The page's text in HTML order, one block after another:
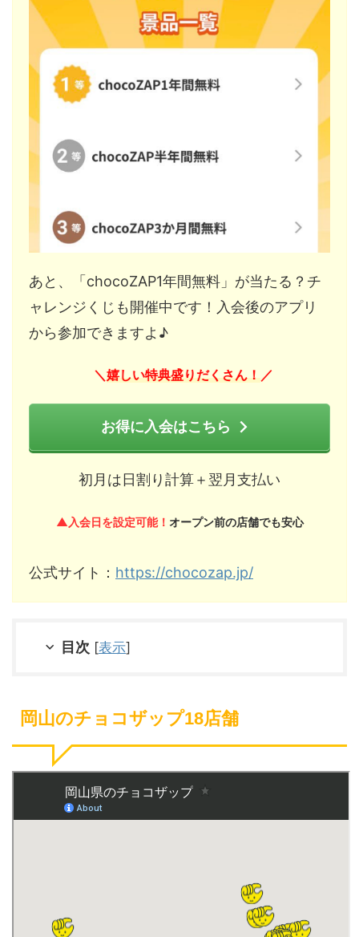
あと、「chocoZAP1年間無料」が当たる？チ
ャレンジくじも開催中です！入会後のアプリ
から参加できますよ♪
＼嬉しい特典盛りだくさん！ ／
お得に入会はこちら
初月は日割り計算＋翌月支払い
▲入会日を設定可能！ オープン前の店舗でも安心
公式サイト： https://chocozap.jp/
目次 [表示]
岡山のチョコザップ18店舗